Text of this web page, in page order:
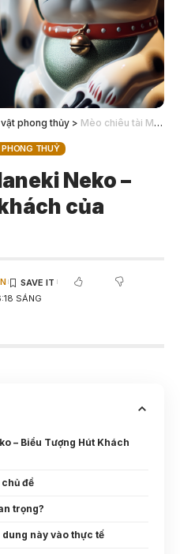
phong thủy > Mèo chiêu tài Maneki Neko – Biểu tượng hút khách của người Nhật
THUỶ
Neko –
của
SÁNG
– Biểu Tượng Hút Khách
đề
trọng?
này vào thực tế